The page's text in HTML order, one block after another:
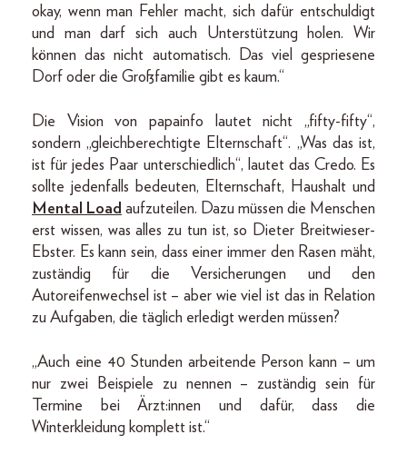
okay, wenn man Fehler macht, sich dafür entschuldigt
und man darf sich auch Unterstützung holen. Wir
können das nicht automatisch. Das viel gespriesene
Dorf oder die Großfamilie gibt es kaum.“
Die Vision von papainfo lautet nicht „fifty-fifty“,
sondern „gleichberechtigte Elternschaft“. „Was das ist,
ist für jedes Paar unterschiedlich“, lautet das Credo. Es
sollte jedenfalls bedeuten, Elternschaft, Haushalt und
Mental Load aufzuteilen. Dazu müssen die Menschen
erst wissen, was alles zu tun ist, so Dieter Breitwieser-
Ebster. Es kann sein, dass einer immer den Rasen mäht,
zuständig für die Versicherungen und den
Autoreifenwechsel ist – aber wie viel ist das in Relation
zu Aufgaben, die täglich erledigt werden müssen?
„Auch eine 40 Stunden arbeitende Person kann – um
nur zwei Beispiele zu nennen – zuständig sein für
Termine bei Ärzt:innen und dafür, dass die
Winterkleidung komplett ist.“